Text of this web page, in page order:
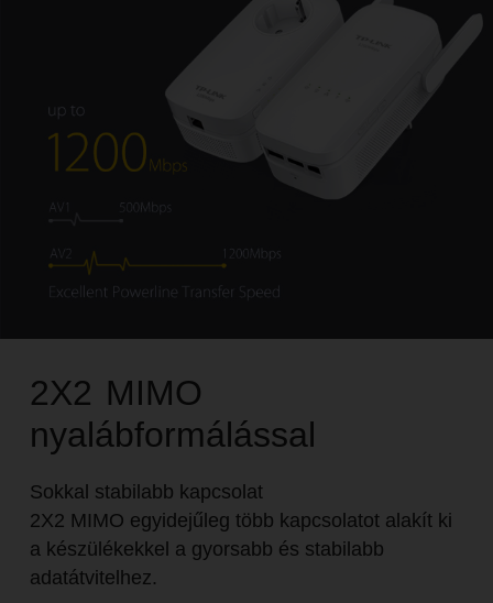
2X2 MIMO
nyalábformálással
Sokkal stabilabb kapcsolat
2X2 MIMO egyidejűleg több kapcsolatot alakít ki
a készülékekkel a gyorsabb és stabilabb
adatátvitelhez.